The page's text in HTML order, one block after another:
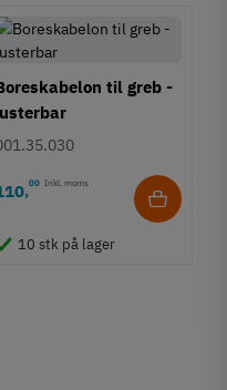
til greb -
,00 Inkl. moms
10 stk på lager